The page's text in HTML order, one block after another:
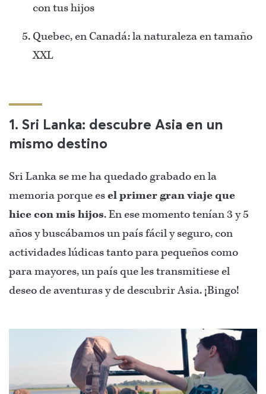
con tus hijos
Quebec, en Canadá: la naturaleza en tamaño
XXL
1. Sri Lanka: descubre Asia en un
mismo destino
Sri Lanka se me ha quedado grabado en la
memoria porque esel primer gran viaje que
hice con mis hijos. En ese momento tenían 3 y 5
años y buscábamos un país fácil y seguro, con
actividades lúdicas tanto para pequeños como
para mayores, un país que les transmitiese el
deseo de aventuras y de descubrir Asia. ¡Bingo!